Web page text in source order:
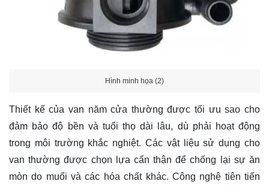
Hình minh họa (2)
Thiết kế của van năm cửa thường được tối ưu sao cho
đảm bảo độ bền và tuổi thọ dài lâu, dù phải hoạt động
trong môi trường khắc nghiệt. Các vật liệu sử dụng cho
van thường được chọn lựa cẩn thận để chống lại sự ăn
mòn do muối và các hóa chất khác. Công nghệ tiên tiến